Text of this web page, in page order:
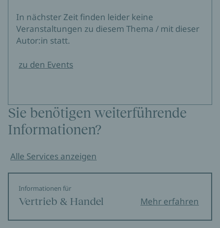
In nächster Zeit finden leider keine
Veranstaltungen zu diesem Thema / mit dieser
Autor:in statt.
zu den Events
Sie benötigen weiterführende
Informationen?
Alle Services anzeigen
Informationen für
Vertrieb & Handel Mehr erfahren